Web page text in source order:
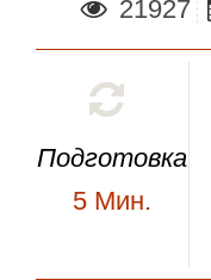
21927
Подготовка
5 Мин.